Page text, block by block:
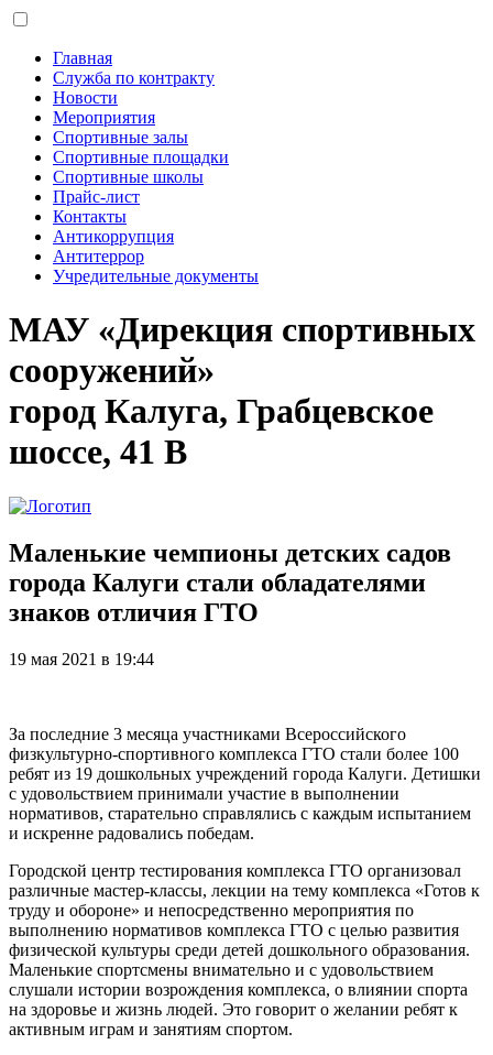
Главная
Служба по контракту
Новости
Мероприятия
Спортивные залы
Спортивные площадки
Спортивные школы
Прайс-лист
Контакты
Антикоррупция
Антитеррор
Учредительные документы
МАУ «Дирекция спортивных
сооружений»
город Калуга, Грабцевское
шоссе, 41 В
Маленькие чемпионы детских садов
города Калуги стали обладателями
знаков отличия ГТО
19 мая 2021 в 19:44
За последние 3 месяца участниками Всероссийского
физкультурно-спортивного комплекса ГТО стали более 100
ребят из 19 дошкольных учреждений города Калуги. Детишки
с удовольствием принимали участие в выполнении
нормативов, старательно справлялись с каждым испытанием
и искренне радовались победам.
Городской центр тестирования комплекса ГТО организовал
различные мастер-классы, лекции на тему комплекса «Готов к
труду и обороне» и непосредственно мероприятия по
выполнению нормативов комплекса ГТО с целью развития
физической культуры среди детей дошкольного образования.
Маленькие спортсмены внимательно и с удовольствием
слушали истории возрождения комплекса, о влиянии спорта
на здоровье и жизнь людей. Это говорит о желании ребят к
активным играм и занятиям спортом.